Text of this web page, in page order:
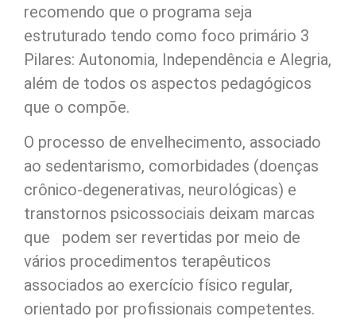
recomendo que o programa seja
estruturado tendo como foco primário 3
Pilares: Autonomia, Independência e Alegria,
além de todos os aspectos pedagógicos
que o compõe.
O processo de envelhecimento, associado
ao sedentarismo, comorbidades (doenças
crônico-degenerativas, neurológicas) e
transtornos psicossociais deixam marcas
que podem ser revertidas por meio de
vários procedimentos terapêuticos
associados ao exercício físico regular,
orientado por profissionais competentes.